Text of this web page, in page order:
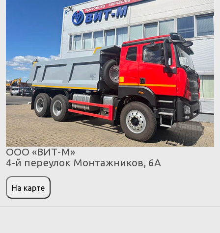
ООО «ВИТ-М»
4-й переулок Монтажников, 6А
На карте